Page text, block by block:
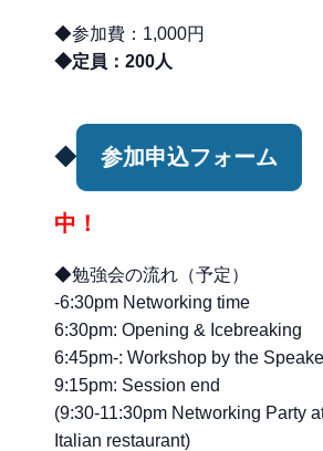
◆参加費：1,000円
◆定員：200人
◆ 参加申込フォーム
中！
◆勉強会の流れ（予定）
-6:30pm Networking time
6:30pm: Opening & Icebreaking
6:45pm-: Workshop by the
9:15pm: Session end
(9:30-11:30pm Networking Party
Italian restaurant)